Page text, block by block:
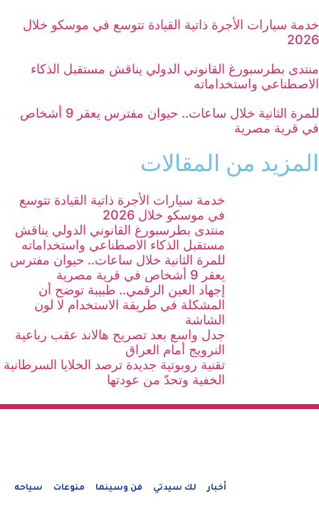
خدمة سيارات الأجرة ذاتية القيادة تتوسع في موسكو خلال
2026
منتدى بطرسبورغ القانوني الدولي يناقش مستقبل الذكاء
الاصطناعي واستخداماته
للمرة الثانية خلال ساعات.. حيوان مفترس يعقر 9 أشخاص
في قرية مصرية
المزيد من المقالات
خدمة سيارات الأجرة ذاتية القيادة تتوسع
في موسكو خلال 2026
منتدى بطرسبورغ القانوني الدولي يناقش
مستقبل الذكاء الاصطناعي واستخداماته
للمرة الثانية خلال ساعات.. حيوان مفترس
يعقر 9 أشخاص في قرية مصرية
إجهاد العين الرقمي.. طبيبة توضح أن
المشكلة في طريقة الاستخدام لا لون
الشاشة
جدل واسع بعد تصريح هالاند عقب رباعية
النرويج أمام العراق
تقنية روبوتية جديدة ترصد الخلايا السرطانية
الخفية وتحدّ من عودتها
أخبار لك سيدتي فن وسينما منوعات سياحه